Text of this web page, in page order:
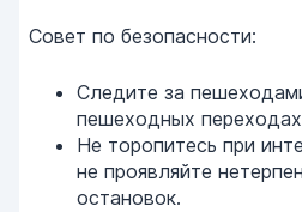
Совет по безопасности:
Следите за
пешеходных
Не торопитесь при
не проявляйте
остановок.